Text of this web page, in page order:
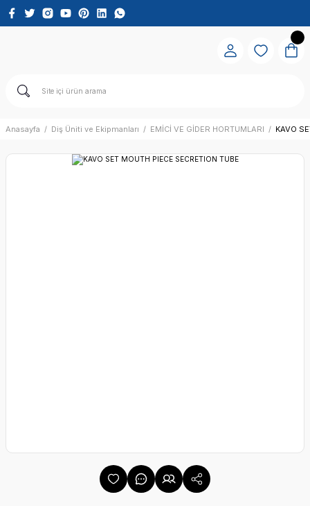
Anasayfa Diş Üniti ve Ekipmanları EMİCİ VE GİDER HORTUMLARI KAVO